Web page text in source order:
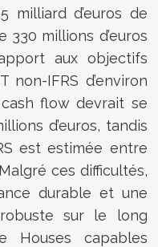
milliard d’euros de
millions d’euros
aux objectifs
non-IFRS d’environ
flow devrait se
d’euros, tandis
est estimée entre
ces difficultés,
durable et une
sur le long
Houses capables